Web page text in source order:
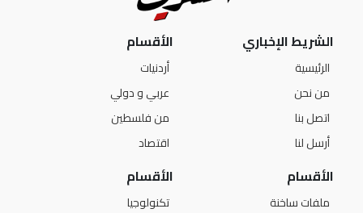
الشريط الإخباري
الرئيسية
من نحن
اتصل بنا
أرسل لنا
الأقسام
أردنيات
عربي و دولي
من فلسطين
اقتصاد
الأقسام
ملفات ساخنة
الأقسام
تكنولوجيا